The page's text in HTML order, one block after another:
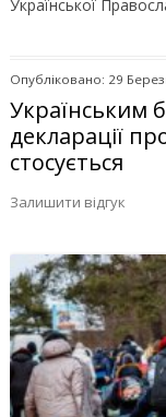
Української
Опубліковано: 29
Українським
декларації
стосується
Залишити відгук